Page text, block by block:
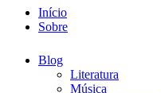
Início
Sobre
Blog
Literatura
Música